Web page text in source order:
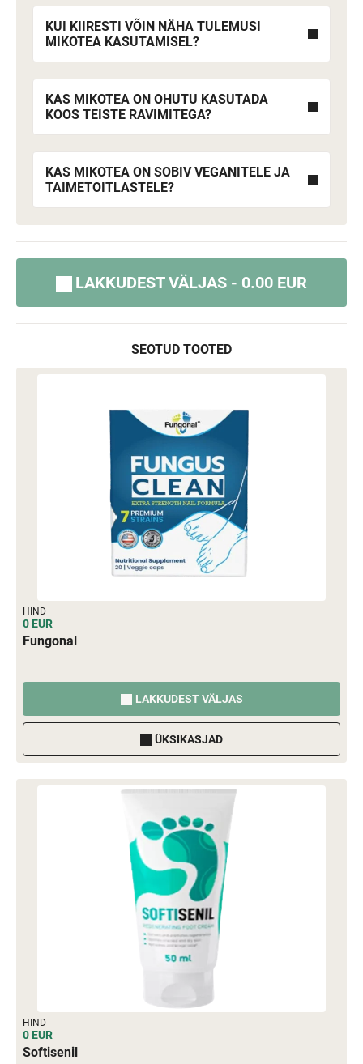
KUI KIIRESTI VÕIN NÄHA TULEMUSI
MIKOTEA KASUTAMISEL?
KAS MIKOTEA ON OHUTU KASUTADA
KOOS TEISTE RAVIMITEGA?
KAS MIKOTEA ON SOBIV VEGANITELE JA
TAIMETOITLASTELE?
LAKKUDEST VÄLJAS - 0.00 EUR
SEOTUD TOOTED
HIND
0 EUR
Fungonal
LAKKUDEST VÄLJAS
ÜKSIKASJAD
HIND
0 EUR
Softisenil